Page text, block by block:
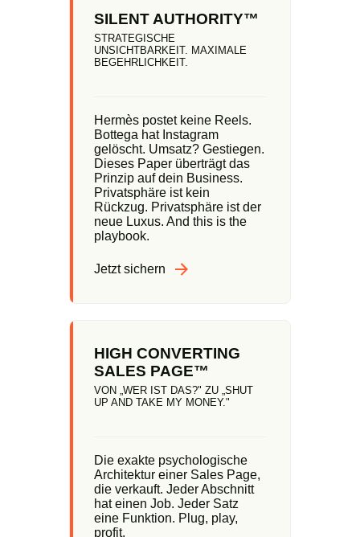
SILENT AUTHORITY™
STRATEGISCHE
UNSICHTBARKEIT. MAXIMALE
BEGEHRLICHKEIT.
Hermès postet keine Reels.
Bottega hat Instagram
gelöscht. Umsatz? Gestiegen.
Dieses Paper überträgt das
Prinzip auf dein Business.
Privatsphäre ist kein
Rückzug. Privatsphäre ist der
neue Luxus. And this is the
playbook.
Jetzt sichern
HIGH CONVERTING
SALES PAGE™
VON „WER IST DAS?" ZU „SHUT
UP AND TAKE MY MONEY."
Die exakte psychologische
Architektur einer Sales Page,
die verkauft. Jeder Abschnitt
hat einen Job. Jeder Satz
eine Funktion. Plug, play,
profit.